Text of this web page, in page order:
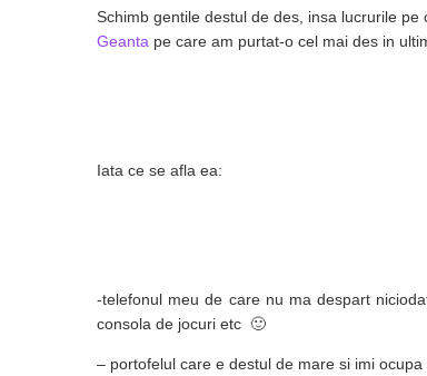
Schimb gentile destul de des, insa lucrurile
Geanta pe care am purtat-o cel mai des in
Iata ce se afla ea:
-telefonul meu de care nu ma despart
consola de jocuri etc 🙂
– portofelul care e destul de mare si imi